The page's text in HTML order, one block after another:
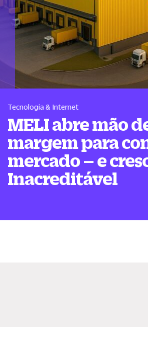
Tecnologia & Internet
MELI abre mão
margem para
mercado – e
Inacreditável